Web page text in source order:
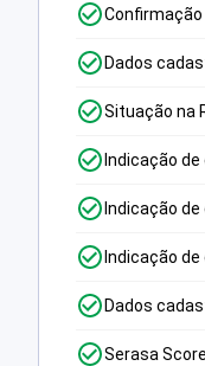
Confirmação
Dados
Situação na
Indicação
Indicação
Indicação
Dados
Serasa